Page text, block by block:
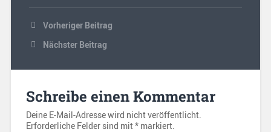
Vorheriger Beitrag
Nächster Beitrag
Schreibe einen Kommentar
Deine E-Mail-Adresse wird nicht veröffentlicht.
Erforderliche Felder sind mit*markiert.